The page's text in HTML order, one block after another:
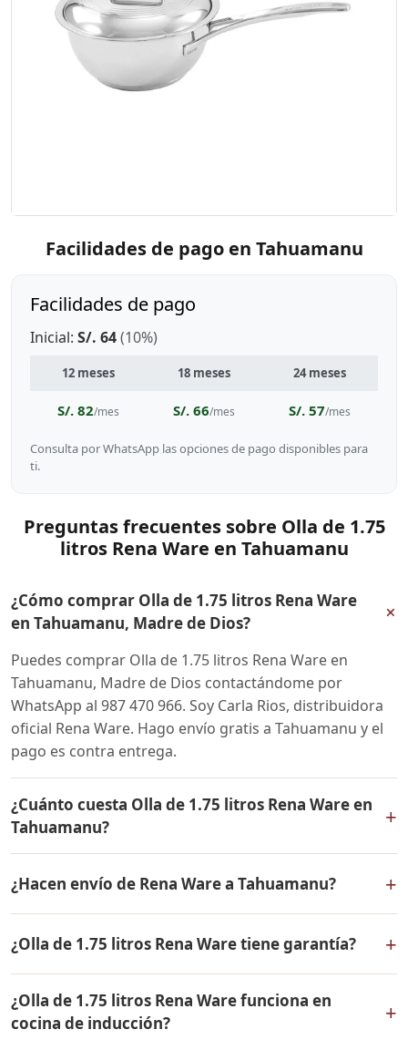
Facilidades de pago en Tahuamanu
Facilidades de pago
Inicial: S/. 64(10%)
12 meses 18 meses 24 meses
S/. 82/mes S/. 66/mes S/. 57/mes
Consulta por WhatsApp las opciones de pago disponibles para
ti.
Preguntas frecuentes sobre Olla de 1.75
litros Rena Ware en Tahuamanu
¿Cómo comprar Olla de 1.75 litros Rena Ware
en Tahuamanu, Madre de Dios?
+
Puedes comprar Olla de 1.75 litros Rena Ware en
Tahuamanu, Madre de Dios contactándome por
WhatsApp al 987 470 966. Soy Carla Rios, distribuidora
oficial Rena Ware. Hago envío gratis a Tahuamanu y el
pago es contra entrega.
¿Cuánto cuesta Olla de 1.75 litros Rena Ware en
Tahuamanu?
+
en todo el Perú. Contáctame por WhatsApp para
conocer el precio actual, promociones disponibles y
facilidades de pago en cuotas desde el 10% de inicial.
¿Hacen envío de Rena Ware a Tahuamanu? +
Ware a Tahuamanu, Madre de Dios y a todo el Perú. El
pago es contra entrega.
¿Olla de 1.75 litros Rena Ware tiene garantía? +
vida contra defectos de fabricación. Todos los
productos Rena Ware están fabricados en acero
¿Olla de 1.75 litros Rena Ware funciona en
cocina de inducción?
+